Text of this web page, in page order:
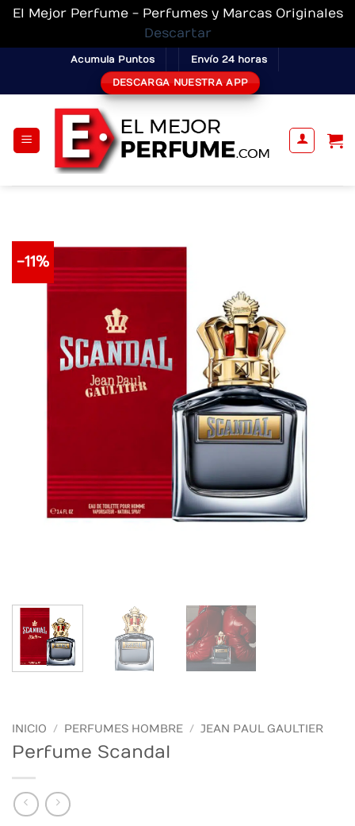
El Mejor Perfume - Perfumes y Marcas Originales
Descartar
content
Acumula Puntos Envío 24 horas
DESCARGA NUESTRA APP
-11%
INICIO / PERFUMES HOMBRE / JEAN PAUL GAULTIER
Perfume Scandal